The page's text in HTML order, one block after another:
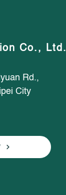
Co., Ltd.
Rd.,
City